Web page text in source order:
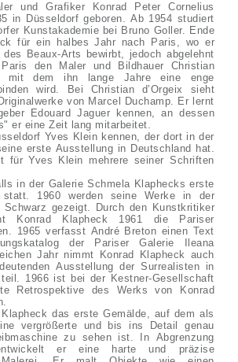
und Grafiker Konrad Peter Cornelius
in Düsseldorf geboren. Ab 1954 studiert
Kunstakademie bei Bruno Goller. Ende
für ein halbes Jahr nach Paris, wo er
Beaux-Arts bewirbt, jedoch abgelehnt
den Maler und Bildhauer Christian
mit dem ihn lange Jahre eine enge
wird. Bei Christian d’Orgeix sieht
von Marcel Duchamp. Er lernt
Edouard Jaguer kennen, an dessen
er eine Zeit lang mitarbeitet.
Yves Klein kennen, der dort in der
erste Ausstellung in Deutschland hat.
für Yves Klein mehrere seiner Schriften
in der Galerie Schmela Klaphecks erste
statt. 1960 werden seine Werke in der
Schwarz gezeigt. Durch den Kunstkritiker
Konrad Klapheck 1961 die Pariser
1965 verfasst André Breton einen Text
der Pariser Galerie Ileana
Jahr nimmt Konrad Klapheck auch
Ausstellung der Surrealisten in
teil. 1966 ist bei der Kestner-Gesellschaft
Retrospektive des Werks von Konrad
das erste Gemälde, auf dem als
vergrößerte und bis ins Detail genau
zu sehen ist. In Abgrenzung
er eine harte und präzise